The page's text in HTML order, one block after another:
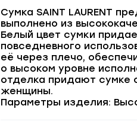
Сумка SAINT LAURENT
выполнено из
Белый цвет сумки
повседневного
её через плечо,
о высоком уровне
отделка придают сумке
женщины.
Параметры изделия: